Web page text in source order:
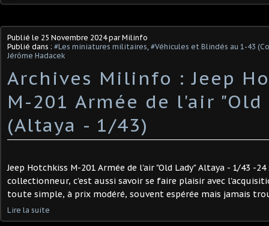
Publié le 25 Novembre 2024par Milinfo
Publié dans : #Les miniatures militaires, #Véhicules et Blindés au 1-43
Jérôme Hadacek
Archives Milinfo : Jeep
M-201 Armée de l'air "Old
(Altaya - 1/43)
Jeep Hotchkiss M-201 Armée de l'air "Old Lady" Altaya - 1/43 -
collectionneur, c'est aussi savoir se faire plaisir avec
toute simple, à prix modéré, souvent espérée mais jamais
Lire la suite